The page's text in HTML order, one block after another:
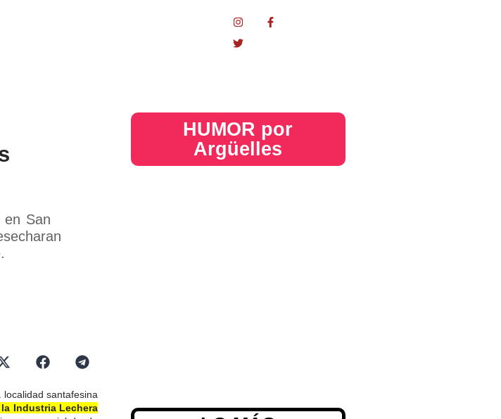
San
santafesina
Industria Lechera
HUMOR por
Argüelles​